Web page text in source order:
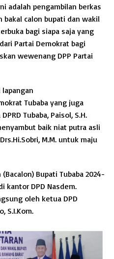
adalah pengambilan berkas
calon bupati dan wakil
bagi siapa saja yang
Partai Demokrat bagi
wewenang DPP Partai
Tubaba yang juga
Tubaba, Paisol, S.H.
baik niat putra asli
M.M. untuk maju
Bupati Tubaba 2024-
kantor DPD Nasdem.
oleh ketua DPD
S.I.Kom.